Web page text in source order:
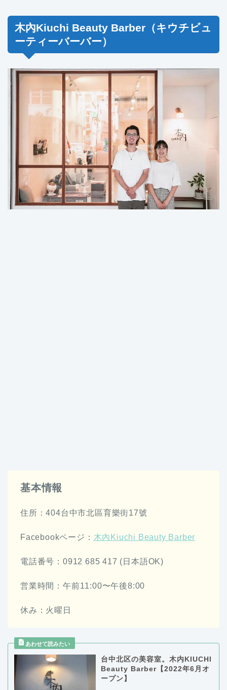
木內Kiuchi Beauty Barber（キウチビュ
ーティーバーバー）
基本情報
住所：404台中市北區育樂街17號
Facebookページ： 木內Kiuchi Beauty Barber
電話番号：0912 685 417 (日本語OK)
営業時間：午前11:00〜午後8:00
休み：火曜日
台中北区の美容室。木内KIUCHI
Beauty Barber【2022年6月オ
ープン】